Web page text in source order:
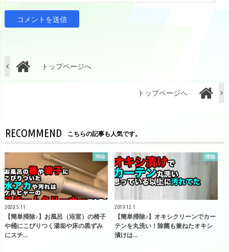
トップページへ
トップページへ
RECOMMEND こちらの記事も人気です。
掃除
2020.5.11
【簡単掃除♪】お風呂（浴室）の椅子
や桶にこびりつく湯垢や床の黒ずみ
にスチ…
掃除
2019.12.1
【簡単掃除♪】オキシクリーンでカー
テンを丸洗い！除菌も兼ねたオキシ
漬けは…